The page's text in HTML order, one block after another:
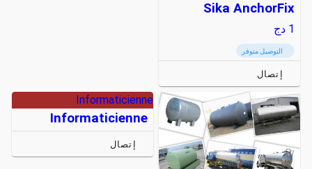
Sika AnchorFix
1 دج
التوصيل متوفر
إتصال
Informaticienne
Informaticienne
إتصال